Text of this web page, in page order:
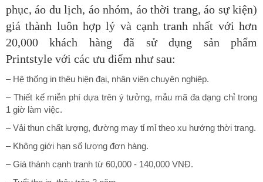
phục,áo du lịch, áo nhóm, áo thời trang, áo sự kiện)
giá thành luôn hợp lý và cạnh tranh nhất với hơn
20,000 khách hàng đã sử dụng sản phẩm
Printstyle với các ưu điểm như sau:
– Hệ thống in thêu hiện đại, nhân viên chuyên nghiệp.
– Thiết kế miễn phí dựa trên ý tưởng, mẫu mã đa dạng chỉ trong
1 giờ làm việc.
– Vải thun chất lượng, đường may tỉ mỉ theo xu hướng thời trang.
– Không giới hạn số lượng đơn hàng.
– Giá thành cạnh tranh từ 60,000 - 140,000 VNĐ.